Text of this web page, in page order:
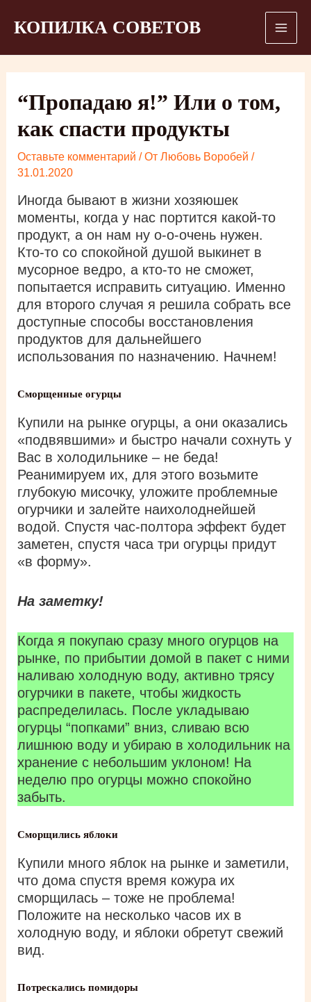
КОПИЛКА СОВЕТОВ
Main
“Пропадаю я!” Или о том,
как спасти продукты
Оставьте комментарий / От Любовь Воробей /
31.01.2020
Иногда бывают в жизни хозяюшек
моменты, когда у нас портится какой-то
продукт, а он нам ну о-о-очень нужен.
Кто-то со спокойной душой выкинет в
мусорное ведро, а кто-то не сможет,
попытается исправить ситуацию. Именно
для второго случая я решила собрать все
доступные способы восстановления
продуктов для дальнейшего
использования по назначению. Начнем!
Сморщенные огурцы
Купили на рынке огурцы, а они оказались
«подвявшими» и быстро начали сохнуть у
Вас в холодильнике – не беда!
Реанимируем их, для этого возьмите
глубокую мисочку, уложите проблемные
огурчики и залейте наихолоднейшей
водой. Спустя час-полтора эффект будет
заметен, спустя часа три огурцы придут
«в форму».
На заметку!
Когда я покупаю сразу много огурцов на
рынке, по прибытии домой в пакет с ними
наливаю холодную воду, активно трясу
огурчики в пакете, чтобы жидкость
распределилась. После укладываю
огурцы “попками” вниз, сливаю всю
лишнюю воду и убираю в холодильник на
хранение с небольшим уклоном! На
неделю про огурцы можно спокойно
забыть.
Сморщились яблоки
Купили много яблок на рынке и заметили,
что дома спустя время кожура их
сморщилась – тоже не проблема!
Положите на несколько часов их в
холодную воду, и яблоки обретут свежий
вид.
Потрескались помидоры